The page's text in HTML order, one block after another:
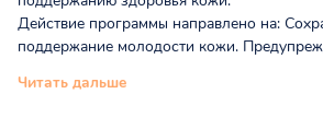
Действие программы направлено на:
поддержание молодости кожи.
Читать дальше